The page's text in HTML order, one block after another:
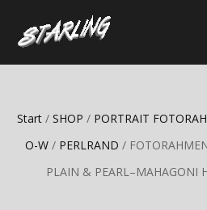
Start / SHOP / PORTRAIT
O-W / PERLRAND /
PLAIN & PEARL–MAHAGONI